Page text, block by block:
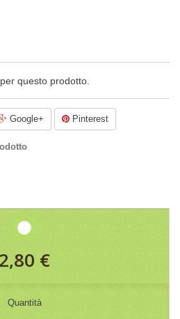
questo prodotto.
Google+ Pinterest
2,80 €
Quantità